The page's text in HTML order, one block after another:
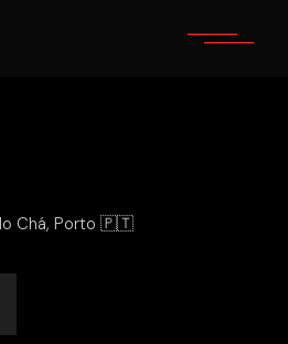
Chá, Porto 🇵🇹